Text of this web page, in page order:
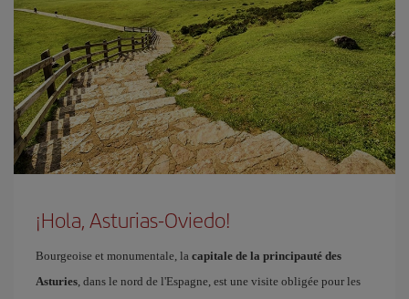
¡Hola, Asturias-Oviedo!
Bourgeoise et monumentale, la capitale de la principauté des
Asturies, dans le nord de l'Espagne, est une visite obligée pour les